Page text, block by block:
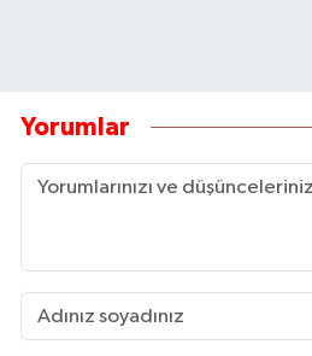
Yorumlar